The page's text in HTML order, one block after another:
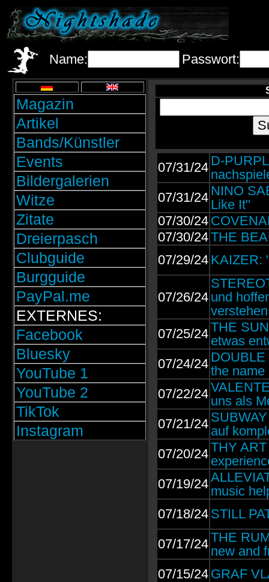
Name: Passwort:
Magazin
Artikel
Bands/Künstler
Events
Bildergalerien
Witze
Zitate
Dreierpasch
Clubguide
Burgguide
PayPal.me
EXTERNES:
Facebook
Bluesky
YouTube 1
YouTube 2
TikTok
Instagram
07/31/24 D-
07/31/24 NINO
Like It"
07/30/24
07/30/24THE
07/29/24 KAIZER:
07/26/24 und
07/25/24THE
etwas
07/24/24the name
07/22/24 uns als
07/21/24 auf
07/20/24THY
07/19/24 music
07/18/24 STILL
07/17/24THE
new and
07/15/24 GRAF